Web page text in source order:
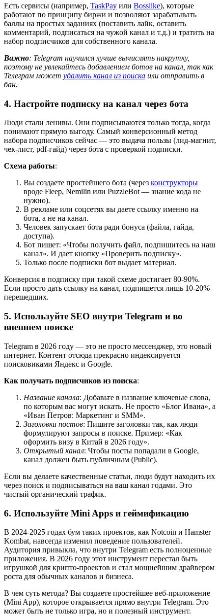
Есть сервисы (например, TaskPay или Bosslike), которые
работают по принципу биржи и позволяют зарабатывать
баллы на простых заданиях (поставить лайк, оставить
комментарий, подписаться на чужой канал и т.д.) и тратить на
набор подписчиков для собственного канала.
Важно: Telegram научился лучше вычислять накрутку,
поэтому не увлекайтесь добавлением ботов на канал, так как
Телеграм может удалить канал из поиска или отправить в
бан.
4. Настройте подписку на канал через бота
Люди стали ленивы. Они подписываются только тогда, когда
понимают прямую выгоду. Самый конверсионный метод
набора подписчиков сейчас — это выдача пользы (лид-магнит,
чек-лист, pdf-гайд) через бота с проверкой подписки.
Схема работы:
Вы создаете простейшего бота (через конструкторы
вроде Fleep, Nemilin или PuzzleBot — знание кода не
нужно).
В рекламе или соцсетях вы даете ссылку именно на
бота, а не на канал.
Человек запускает бота ради бонуса (файла, гайда,
доступа).
Бот пишет: «Чтобы получить файл, подпишитесь на наш
канал». И дает кнопку «Проверить подписку».
Только после подписки бот выдает материал.
Конверсия в подписку при такой схеме достигает 80-90%.
Если просто дать ссылку на канал, подпишется лишь 10-20%
перешедших.
5. Используйте SEO внутри Telegram и во
внешнем поиске
Telegram в 2026 году — это не просто мессенджер, это новый
интернет. Контент отсюда прекрасно индексируется
поисковиками Яндекс и Google.
Как получать подписчиков из поиска:
Название канала: Добавьте в название ключевые слова,
по которым вас могут искать. Не просто «Блог Ивана», а
«Иван Петров: Маркетинг и SMM».
Заголовки постов: Пишите заголовки так, как люди
формулируют запросы в поиске. Пример: «Как
оформить визу в Китай в 2026 году».
Открытый канал: Чтобы посты попадали в Google,
канал должен быть публичным (Public).
Если вы делаете качественные статьи, люди будут находить их
через поиск и подписываться на ваш канал годами. Это
чистый органический трафик.
6. Используйте Mini Apps и геймификацию
В 2024-2025 годах бум таких проектов, как Notcoin и Hamster
Kombat, навсегда изменил поведение пользователей.
Аудитория привыкла, что внутри Telegram есть полноценные
приложения. В 2026 году этот инструмент перестал быть
игрушкой для крипто-проектов и стал мощнейшим драйвером
роста для обычных каналов и бизнеса.
В чем суть метода? Вы создаете простейшее веб-приложение
(Mini App), которое открывается прямо внутри Telegram. Это
может быть не только игра, но и полезный инструмент.